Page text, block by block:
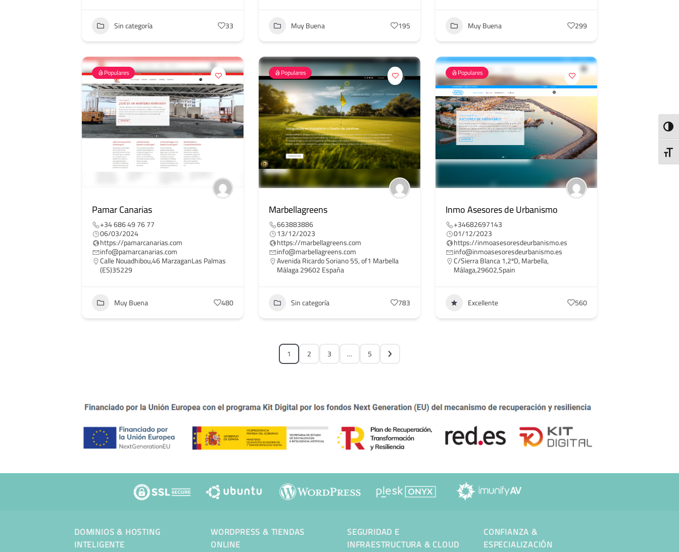
Sin categoría 33 Muy Buena 195 Muy Buena 299
Populares
Pamar Canarias
+34 686 49 76 77
06/03/2024
https://pamarcanarias.com
info@pamarcanarias.com
Calle Nouadhibou,46 MarzaganLas Palmas
(ES)35229
Muy Buena 480
Populares
Marbellagreens
663883886
13/12/2023
https://marbellagreens.com
info@marbellagreens.com
Avenida Ricardo Soriano 55, of1 Marbella
Málaga 29602 España
Sin categoría 783
Populares
Inmo Asesores de Urbanismo
+34682697143
01/12/2023
https://inmoasesoresdeurbanismo.es
info@inmoasesoresdeurbanismo.es
C/Sierra Blanca 1,2ºD, Marbella,
Málaga,29602,Spain
Excellente 560
1 2 3 … 5
DOMINIOS & HOSTING
INTELIGENTE
WORDPRESS & TIENDAS
ONLINE
SEGURIDAD E
INFRAESTRUCTURA & CLOUD
CONFIANZA &
ESPECIALIZACIÓN